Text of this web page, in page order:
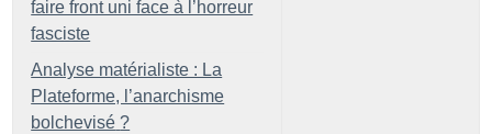
faire front uni face à l’horreur
fasciste
Analyse matérialiste : La
Plateforme, l’anarchisme
bolchevisé ?